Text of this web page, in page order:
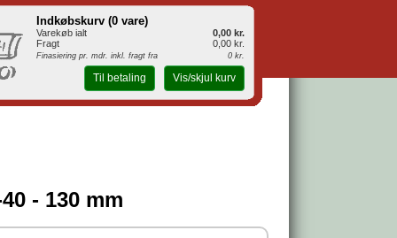
- 130 mm
Indkøbskurv (0 vare)
Varekøb ialt
0,00 kr.
Fragt
0,00 kr.
Finasiering pr. mdr. inkl. fragt fra 0 kr.
Til betaling Vis/skjul kurv